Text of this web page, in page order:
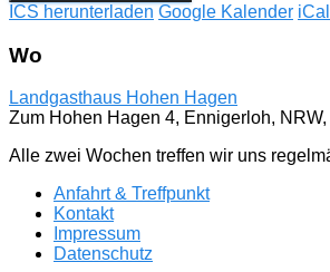
ICS herunterladen Google Kalender
Wo
Landgasthaus Hohen Hagen
Zum Hohen Hagen 4, Ennigerloh,
Alle zwei Wochen treffen wir uns
Anfahrt & Treffpunkt
Kontakt
Impressum
Datenschutz